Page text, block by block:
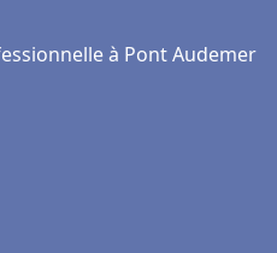
à Pont Audemer